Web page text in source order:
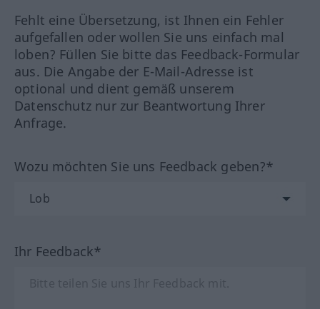
Fehlt eine Übersetzung, ist Ihnen ein Fehler
aufgefallen oder wollen Sie uns einfach mal
loben? Füllen Sie bitte das Feedback-Formular
aus. Die Angabe der E-Mail-Adresse ist
optional und dient gemäß unserem
Datenschutz nur zur Beantwortung Ihrer
Anfrage.
Wozu möchten Sie uns Feedback geben?*
Ihr Feedback*